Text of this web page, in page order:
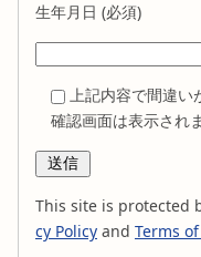
生年月日 (必須)
上記内容で間違い
確認画面は表示され
This site is protected
cy Policy and Terms